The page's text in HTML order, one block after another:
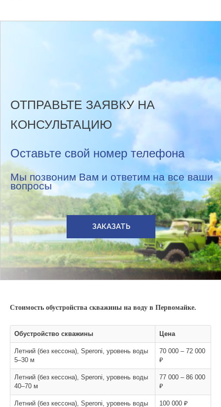
ОТПРАВЬТЕ ЗАЯВКУ НА
КОНСУЛЬТАЦИЮ
Оставьте свой номер телефона
Мы позвоним Вам и ответим на все ваши
вопросы
ЗАКАЗАТЬ
Стоимость обустройства скважины на воду в Первомайке.
Обустройство скважины Цена
Летний (без кессона), Speroni, уровень воды
5–30 м
70 000 – 72 000
₽
Летний (без кессона), Speroni, уровень воды
40–70 м
77 000 – 86 000
₽
Летний (без кессона), Speroni, уровень воды 100 000 ₽